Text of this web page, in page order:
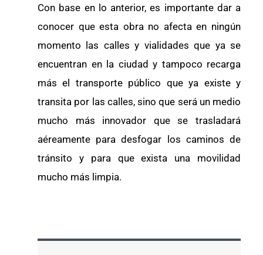
Con base en lo anterior, es importante dar a
conocer que esta obra no afecta en ningún
momento las calles y vialidades que ya se
encuentran en la ciudad y tampoco recarga
más el transporte público que ya existe y
transita por las calles, sino que será un medio
mucho más innovador que se trasladará
aéreamente para desfogar los caminos de
tránsito y para que exista una movilidad
mucho más limpia.